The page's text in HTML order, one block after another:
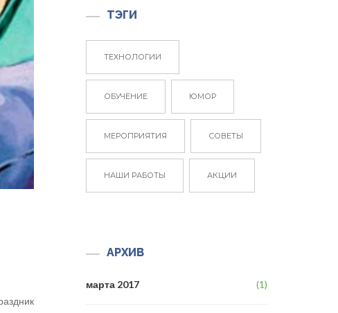
ТЭГИ
ТЕХНОЛОГИИ
ОБУЧЕНИЕ ЮМОР
МЕРОПРИЯТИЯ СОВЕТЫ
НАШИ РАБОТЫ АКЦИИ
АРХИВ
марта 2017 (1)